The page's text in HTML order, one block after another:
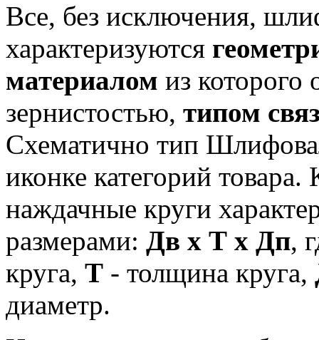
Все, без исключения,
характеризуются
материалом из которого
зернистостью, типом
Схематично тип
иконке категорий
наждачные круги
размерами: Дв х Т х Дп,
круга, Т - толщина круга,
диаметр.